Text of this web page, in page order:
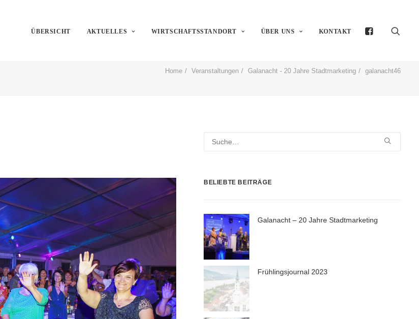
ÜBERSICHT AKTUELLES WIRTSCHAFTSSTANDORT ÜBER UNS KONTAKT
Home Veranstaltungen Galanacht - 20 Jahre Stadtmarketing galanacht46
BELIEBTE BEITRÄGE
Galanacht – 20 Jahre Stadtmarketing
Frühlingsjournal 2023